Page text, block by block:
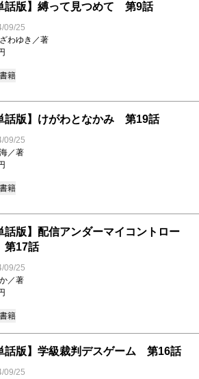
話版】縛って見つめて 第9話
09/25
わゆき／著
籍
話版】けがわとなかみ 第19話
09/25
／著
籍
話版】配信アンダーマイコントロー
17話
09/25
／著
籍
話版】学級裁判デスゲーム 第16話
09/25